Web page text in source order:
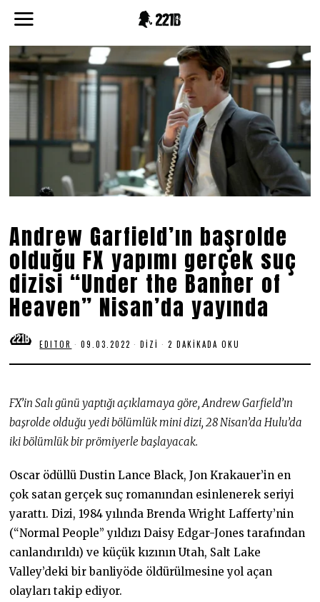
Andrew Garfield’ın başrolde
olduğu FX yapımı gerçek suç
dizisi “Under the Banner of
Heaven” Nisan’da yayında
EDITOR 09.03.2022 0
.
.
2
0
2
2
DIZI 2 DAKIKADA OKU
FX’in Salı günü yaptığı açıklamaya göre, Andrew Garfield’ın
başrolde olduğu yedi bölümlük mini dizi, 28 Nisan’da Hulu’da
iki bölümlük bir prömiyerle başlayacak.
Oscar ödüllü Dustin Lance Black, Jon Krakauer’in en
çok satan gerçek suç romanından esinlenerek seriyi
yarattı. Dizi, 1984 yılında Brenda Wright Lafferty’nin
(“Normal People” yıldızı Daisy Edgar-Jones tarafından
canlandırıldı) ve küçük kızının Utah, Salt Lake
Valley’deki bir banliyöde öldürülmesine yol açan
olayları takip ediyor.